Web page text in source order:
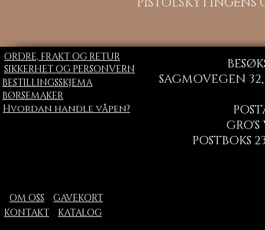
ORDRE, FRAKT OG RETUR
SIKKERHET OG PERSONVERN
BESTILLINGSSKJEMA
BØRSEMAKER
SAGMOVEGEN
GRO'S
POSTBOKS
Hvordan handle våpen?
OM OSS
GAVEKORT
KONTAKT
KATALOG